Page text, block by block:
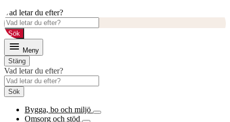
Vad letar du efter?
Sök
Meny
Stäng
Vad letar du efter?
Sök
Bygga, bo och miljö
Omsorg och stöd